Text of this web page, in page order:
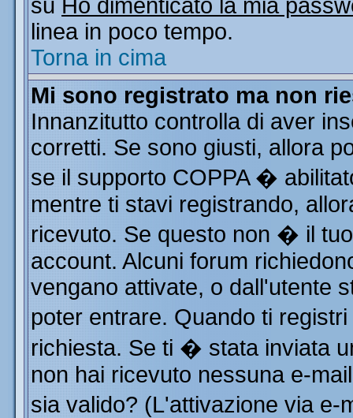
su Ho dimenticato la mia
linea in poco tempo.
Torna in cima
Mi sono registrato ma non
Innanzitutto controlla di aver
corretti. Se sono giusti, allora
se il supporto COPPA �
mentre ti stavi registrando,
ricevuto. Se questo non � il
account. Alcuni forum
vengano attivate, o dall'utente
poter entrare. Quando ti
richiesta. Se ti � stata inviata
non hai ricevuto nessuna e-
sia valido? (L'attivazione via